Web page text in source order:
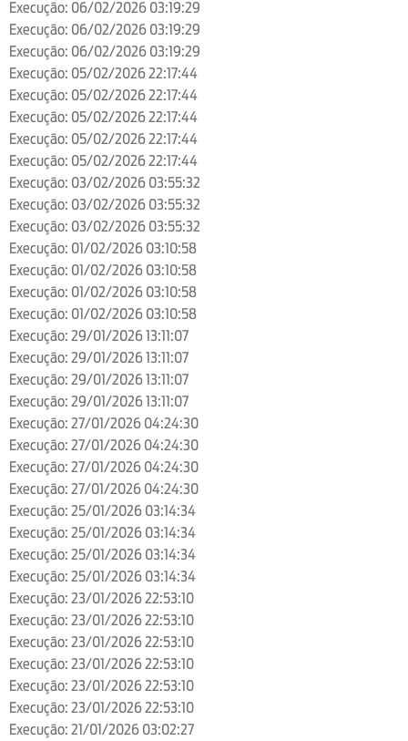
Execução: 06/02/2026 03:19:29
Execução: 06/02/2026 03:19:29
Execução: 06/02/2026 03:19:29
Execução: 05/02/2026 22:17:44
Execução: 05/02/2026 22:17:44
Execução: 05/02/2026 22:17:44
Execução: 05/02/2026 22:17:44
Execução: 05/02/2026 22:17:44
Execução: 03/02/2026 03:55:32
Execução: 03/02/2026 03:55:32
Execução: 03/02/2026 03:55:32
Execução: 01/02/2026 03:10:58
Execução: 01/02/2026 03:10:58
Execução: 01/02/2026 03:10:58
Execução: 01/02/2026 03:10:58
Execução: 29/01/2026 13:11:07
Execução: 29/01/2026 13:11:07
Execução: 29/01/2026 13:11:07
Execução: 29/01/2026 13:11:07
Execução: 27/01/2026 04:24:30
Execução: 27/01/2026 04:24:30
Execução: 27/01/2026 04:24:30
Execução: 27/01/2026 04:24:30
Execução: 25/01/2026 03:14:34
Execução: 25/01/2026 03:14:34
Execução: 25/01/2026 03:14:34
Execução: 25/01/2026 03:14:34
Execução: 23/01/2026 22:53:10
Execução: 23/01/2026 22:53:10
Execução: 23/01/2026 22:53:10
Execução: 23/01/2026 22:53:10
Execução: 23/01/2026 22:53:10
Execução: 23/01/2026 22:53:10
Execução: 21/01/2026 03:02:27